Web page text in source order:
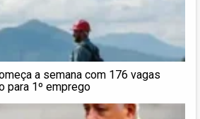
a semana com 176 vagas
para 1º emprego